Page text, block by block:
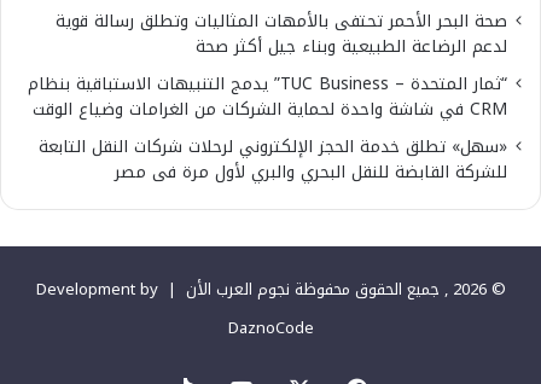
صحة البحر الأحمر تحتفى بالأمهات المثاليات وتطلق رسالة قوية
لدعم الرضاعة الطبيعية وبناء جيل أكثر صحة
“ثمار المتحدة – TUC Business” يدمج التنبيهات الاستباقية بنظام
CRM في شاشة واحدة لحماية الشركات من الغرامات وضياع الوقت
«سهل» تطلق خدمة الحجز الإلكتروني لرحلات شركات النقل التابعة
للشركة القابضة للنقل البحري والبري لأول مرة فى مصر
© 2026 , جميع الحقوق محفوظة نجوم العرب الأن |
Development by
DaznoCode